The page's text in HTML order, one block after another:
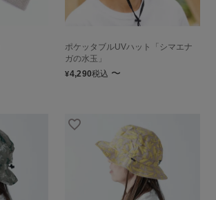
ポケッタブルUVハット「シマエナ
ガの水玉」
¥4,290税込 〜